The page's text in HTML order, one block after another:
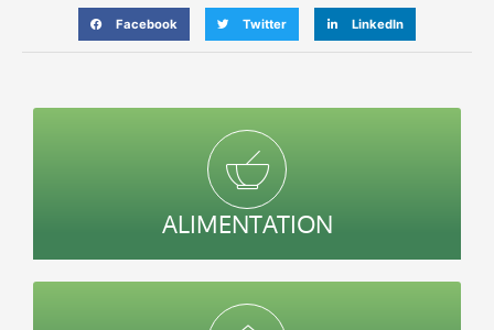
Facebook Twitter LinkedIn
ALIMENTATION